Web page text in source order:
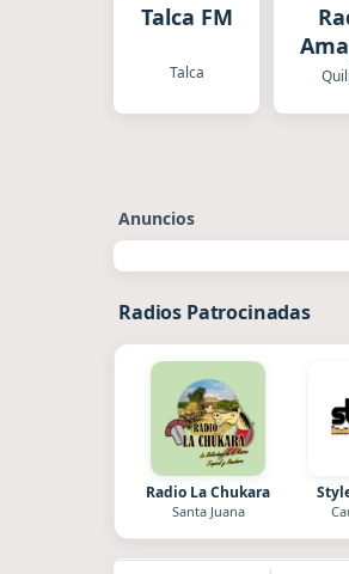
Talca FM
Talca
Anuncios
Radios Patrocinadas
Radio La Chukara
Santa Juana